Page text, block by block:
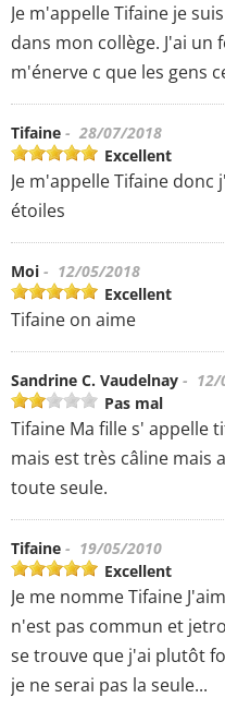
Je m'appelle Tifaine je
dans mon collège. J'ai un
m'énerve c que les gens
Tifaine - 28/07/2018
Excellent
Je m'appelle Tifaine
étoiles
Moi - 12/05/2018
Excellent
Tifaine on aime
Sandrine C. Vaudelnay - 12/
Pas mal
Tifaine Ma fille s' appelle
mais est très câline mais
toute seule.
Tifaine - 19/05/2010
Excellent
Je me nomme Tifaine
n'est pas commun et
se trouve que j'ai plutôt
je ne serai pas la seule...